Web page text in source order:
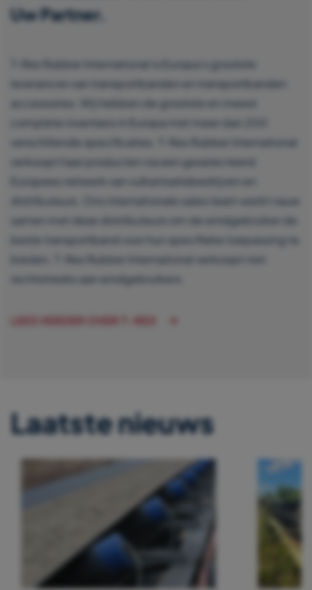
Uw Partner.
T-Rex Rubber International is Europa’s grootste
leverancier van transportbanden en transportbanden
accessoires. Wij hebben de grootste en meest
complete inventaris in Europa met meer dan 200
verschillende specificaties. T-Rex Rubber International
verkoopt haar producten via een geselecteerd
Europees netwerk van vulkanisatiebedrijven en
distributeurs. Ons internationale sales team werkt nauw
samen met deze distributeurs om de eindgebruiker de
beste transportband voor hun specifieke toepassing te
bieden. T-Rex Rubber International verkoopt niet
rechtstreeks aan eindgebruikers.
LEES VERDER OVER T-REX
Laatste nieuws